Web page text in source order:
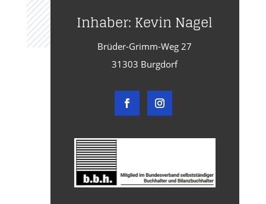
Inhaber: Kevin Nagel
Brüder-Grimm-Weg 27
31303 Burgdorf